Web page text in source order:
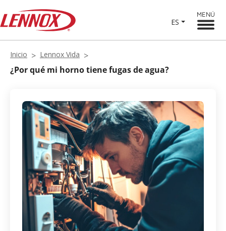
ES
MENÚ
Inicio Lennox Vida
¿Por qué mi horno tiene fugas de agua?